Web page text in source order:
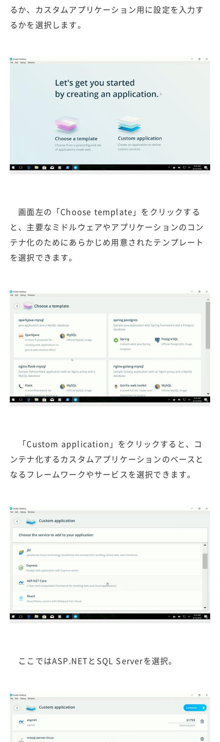
るか、カスタムアプリケーション用に設定を入力す
るかを選択します。
画面左の「Choose template」をクリックする
と、主要なミドルウェアやアプリケーションのコン
テナ化のためにあらかじめ用意されたテンプレート
を選択できます。
「Custom application」をクリックすると、コ
ンテナ化するカスタムアプリケーションのベースと
なるフレームワークやサービスを選択できます。
ここではASP.NETとSQL Serverを選択。